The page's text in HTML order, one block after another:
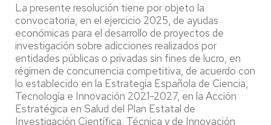
La presente resolución tiene por objeto la
convocatoria, en el ejercicio 2025, de ayudas
económicas para el desarrollo de proyectos de
investigación sobre adicciones realizados por
entidades públicas o privadas sin fines de lucro, en
régimen de concurrencia competitiva, de acuerdo con
lo establecido en la Estrategia Española de Ciencia,
Tecnología e Innovación 2021-2027, en la Acción
Estratégica en Salud del Plan Estatal de
Investigación Científica, Técnica y de Innovación